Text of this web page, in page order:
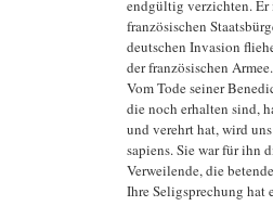
endgültig verzichten. Er
französischen
deutschen Invasion
der französischen Armee.
Vom Tode seiner
die noch erhalten sind,
und verehrt hat, wird
sapiens. Sie war für ihn
Verweilende, die
Ihre Seligsprechung hat